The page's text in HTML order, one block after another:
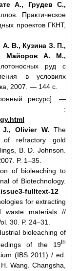
А., Грудев С.,
Практическое
проектов ГКНТ,
В., Кузина З. П.,
Майоров А. М.,
руд с
в условиях
2007. — 144 с.
ресурс]. —
:
J., Olivier W. The
refractory gold
B. D. Johnson.
P. 1–35.
of bioleaching to
of Biotechnology.
issue3-fulltext-12
for extracting
waste materials //
30. P. 24–31.
bioleaching of
of the 19th
(IBS 2011) / ed.
Wang. Changsha,